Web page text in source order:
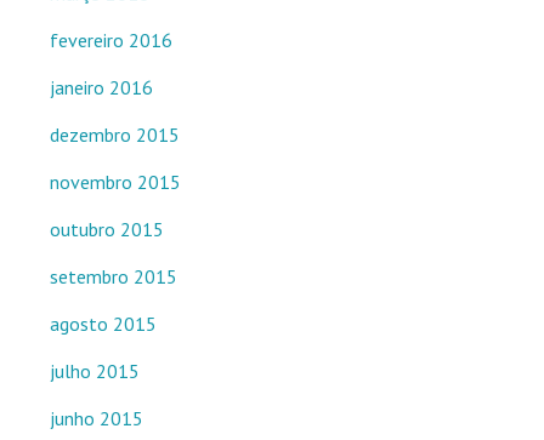
fevereiro 2016
janeiro 2016
dezembro 2015
novembro 2015
outubro 2015
setembro 2015
agosto 2015
julho 2015
junho 2015